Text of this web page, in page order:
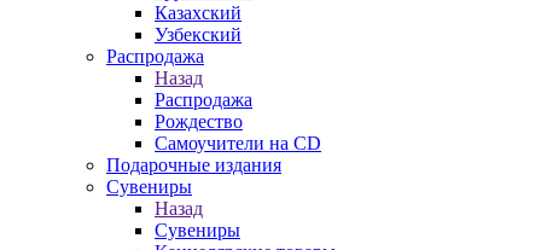
Казахский
Узбекский
Распродажа
Назад
Распродажа
Рождество
Самоучители на CD
Подарочные издания
Сувениры
Назад
Сувениры